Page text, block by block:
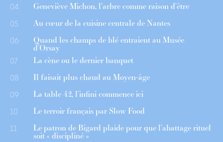
04 Geneviève Michon, l’arbre comme raison d’être
05 Au cœur de la cuisine centrale de Nantes
06 Quand les champs de blé entraient au Musée
d’Orsay
07 La cène ou le dernier banquet
08 Il faisait plus chaud au Moyen-âge
09 La table 42, l’infini commence ici
10 Le terroir français par Slow Food
11 Le patron de Bigard plaide pour que l’abattage rituel
soit « discipliné »